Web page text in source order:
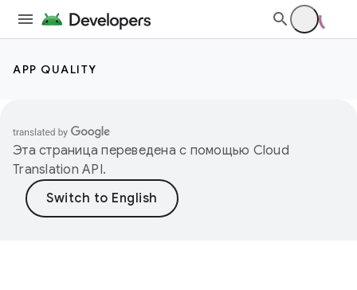
APP QUALITY
Эта страница переведена с помощью Cloud
Translation API.